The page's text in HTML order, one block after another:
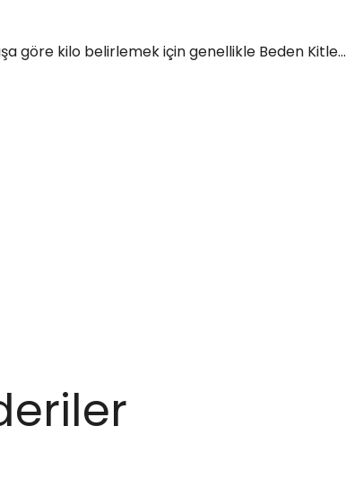
göre kilo belirlemek için genellikle Beden Kitle...